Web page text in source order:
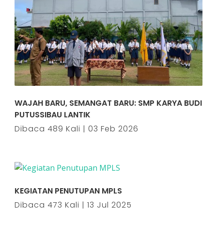
WAJAH BARU, SEMANGAT BARU: SMP KARYA BUDI
PUTUSSIBAU LANTIK
Dibaca 489 Kali | 03 Feb 2026
KEGIATAN PENUTUPAN MPLS
Dibaca 473 Kali | 13 Jul 2025